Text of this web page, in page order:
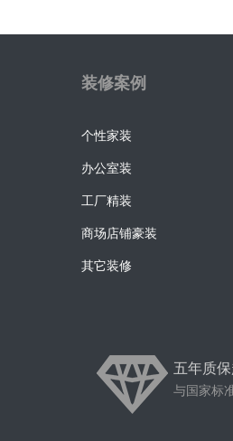
装修案例
个性家装
办公室装
工厂精装
商场店铺豪装
其它装修
五年质
与国家标